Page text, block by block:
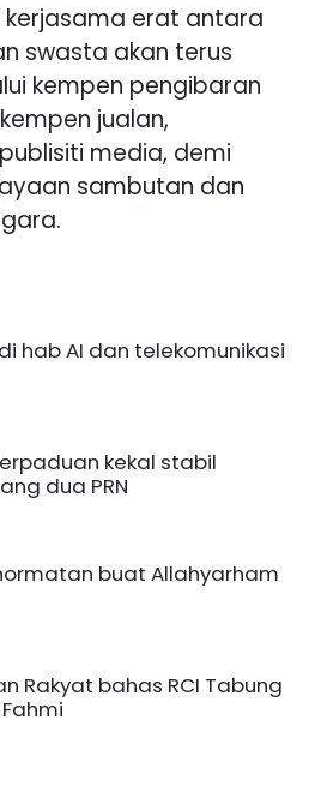
kerjasama erat antara
swasta akan terus
kempen pengibaran
jualan,
media, demi
sambutan dan
hab AI dan telekomunikasi
kekal stabil
dua PRN
buat Allahyarham
Rakyat bahas RCI Tabung